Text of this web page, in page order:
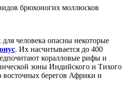
человека опасны некоторые
. Их насчитывается до 400
коралловые рифы и
зоны Индийского и Тихого
восточных берегов Африки и